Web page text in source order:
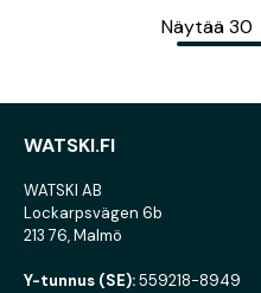
Näytää30
WATSKI.FI
WATSKI AB
Lockarpsvägen 6b
213 76, Malmö
Y-tunnus (SE):559218-8949